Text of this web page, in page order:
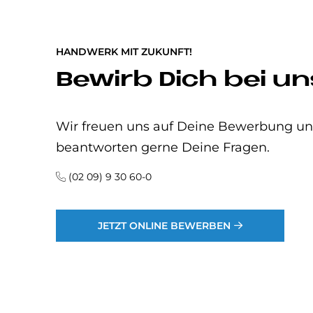
HANDWERK MIT ZUKUNFT!
Be­wirb Dich bei
Wir freuen uns auf Deine Bewerbung
beantworten gerne Deine Fragen.
(02 09) 9 30 60-0
JETZT ONLINE BEWERBEN